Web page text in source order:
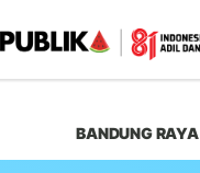
BANDUNG RAYA